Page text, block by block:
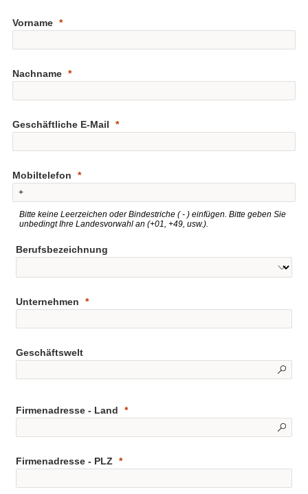
Vorname
Nachname
Geschäftliche E-Mail
Mobiltelefon
Bitte keine Leerzeichen oder Bindestriche ( - ) einfügen. Bitte geben Sie
unbedingt Ihre Landesvorwahl an (+01, +49, usw.).
Berufsbezeichnung
Unternehmen
Geschäftswelt
Firmenadresse - Land
Firmenadresse - PLZ